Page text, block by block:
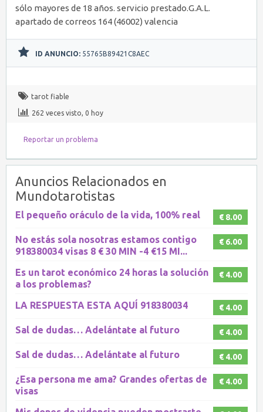
sólo mayores de 18 años. servicio prestado.G.A.L.
apartado de correos 164 (46002) valencia
ID ANUNCIO: 55765B89421C8AEC
tarot fiable
262 veces visto, 0 hoy
Reportar un problema
Anuncios Relacionados en
Mundotarotistas
€ 8.00
El pequeño oráculo de la vida, 100% real
€ 6.00
No estás sola nosotras estamos contigo
918380034 visas 8 € 30 MIN -4 €15 MI...
€ 4.00
Es un tarot económico 24 horas la solución
a los problemas?
€ 4.00
LA RESPUESTA ESTA AQUÍ 918380034
€ 4.00
Sal de dudas… Adelántate al futuro
€ 4.00
Sal de dudas… Adelántate al futuro
€ 4.00
¿Esa persona me ama? Grandes ofertas de
visas